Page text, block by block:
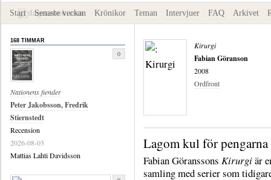
Start Senaste veckan Krönikor Teman Intervjuer FAQ Arkivet
Kirurgi
Fabian Göranson
2008
Ordfront
Lagom kul för pengarna
Fabian Göranssons Kirurgiär
samling med serier som
168 TIMMAR
Nationens fiender
Peter Jakobsson, Fredrik
Stiernstedt
Recension
2026-08-03
Mattias Lahti Davidsson
0